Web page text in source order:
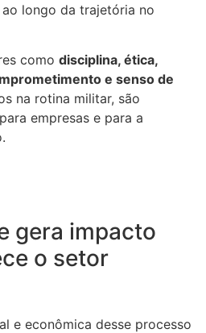
longo da trajetória no
como disciplina, ética,
e senso de
na rotina militar, são
empresas e para a
gera impacto
o setor
e econômica desse processo